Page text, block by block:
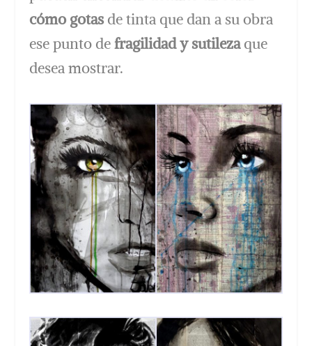
cómo gotas de tinta que dan a su obra
ese punto defragilidad y sutilezaque
desea mostrar.